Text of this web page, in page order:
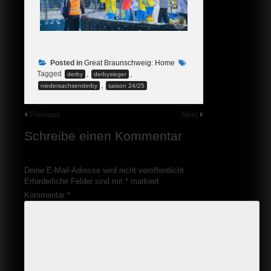
Posted in Great Braunschweig: Home
Tagged
derby , derbysieger ,
niedersachsenderby , saison 24/25
Previous Next
Schreibe einen Kommentar
Deine E-Mail-Adresse wird nicht veröffentlicht.
Erforderliche Felder sind mit * markiert
Kommentar *